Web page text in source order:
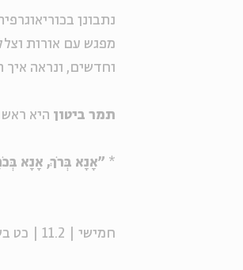
נתבונן
מפגש עם אורות
וחדשים, ונראה
תמר ביטון היא
* "אָנָא בְּרֹךְ, אָנָא
חמישי | 11.2 | כט בשבט | 20:00 | פרשת משפטים